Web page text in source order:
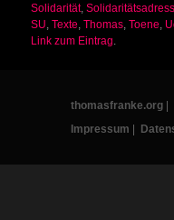
Solidarität,
SU,Texte,Thomas,Toene,
Link zum Eintrag.
thomasfranke.org |
Impressum